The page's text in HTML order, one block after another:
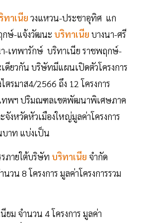
ทาเนีย วงแหวน-ประชาอุทิศ แก
กษ์-แจ้งวัฒนะ บริทาเนีย บางนา-ศรี
า-เทพารักษ์ บริทาเนีย ราชพฤกษ์-
ยวกัน บริษัทมีแผนเปิดตัวโครงการ
ตรมาส4/2566 ถึง 12 โครงการ
เทพฯ ปริมณฑลเขตพัฒนาพิเศษภาค
จังหวัดหัวเมืองใหญ่มูลค่าโครงการ
บาท แบ่งเป็น
รภายใต้บริษัท บริทาเนีย จำกัด
วน 8 โครงการ มูลค่าโครงการรวม
ยม จำนวน 4 โครงการ มูลค่า